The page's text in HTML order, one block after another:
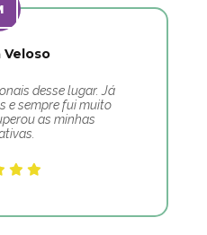
Veloso
desse lugar. Já
e sempre fui muito
as minhas